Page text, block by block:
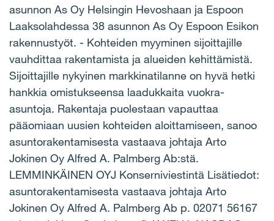
asunnon As Oy Helsingin Hevoshaan ja Espoon
Laaksolahdessa 38 asunnon As Oy Espoon Esikon
rakennustyöt. - Kohteiden myyminen sijoittajille
vauhdittaa rakentamista ja alueiden kehittämistä.
Sijoittajille nykyinen markkinatilanne on hyvä hetki
hankkia omistukseensa laadukkaita vuokra-
asuntoja. Rakentaja puolestaan vapauttaa
pääomiaan uusien kohteiden aloittamiseen, sanoo
asuntorakentamisesta vastaava johtaja Arto
Jokinen Oy Alfred A. Palmberg Ab:stä.
LEMMINKÄINEN OYJ Konserniviestintä Lisätiedot:
asuntorakentamisesta vastaava johtaja Arto
Jokinen Oy Alfred A. Palmberg Ab p. 02071 56167